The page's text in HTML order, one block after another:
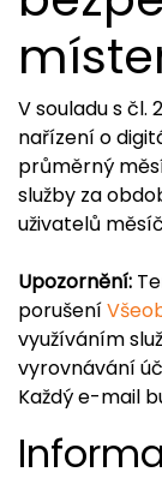
V souladu s čl.
nařízení o
průměrný
služby za
uživatelů
Upozornění:
porušení
využíváním
vyrovnávání
Každý e-mail